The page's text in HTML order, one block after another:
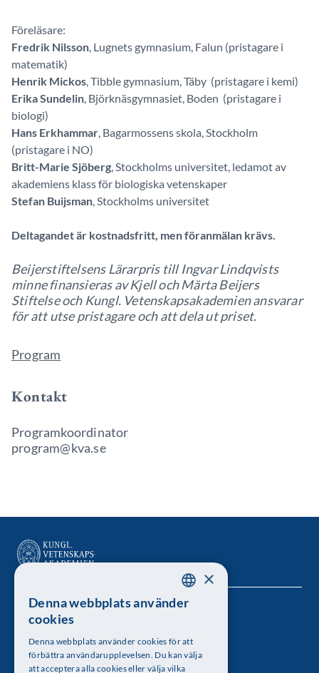
Föreläsare:
Fredrik Nilsson, Lugnets gymnasium, Falun (pristagare i
matematik)
Henrik Mickos, Tibble gymnasium, Täby (pristagare i kemi)
Erika Sundelin, Björknäsgymnasiet, Boden (pristagare i
biologi)
Hans Erkhammar, Bagarmossens skola, Stockholm
(pristagare i NO)
Britt-Marie Sjöberg, Stockholms universitet, ledamot av
akademiens klass för biologiska vetenskaper
Stefan Buijsman, Stockholms universitet
Deltagandet är kostnadsfritt, men föranmälan krävs.
Beijerstiftelsens Lärarpris till Ingvar Lindqvists
minne finansieras av Kjell och Märta Beijers
Stiftelse och Kungl. Vetenskapsakademien ansvarar
för att utse pristagare och att dela ut priset.
Program
Kontakt
Programkoordinator
program@kva.se
Kungl. Vetenskapsakademien
Besöksadress: Lilla Frescativägen 4A
Telefon: 08-673 95 00
SWEDISH
×
Denna webbplats använder
cookies
Denna webbplats använder cookies för att
förbättra användarupplevelsen. Du kan välja
att acceptera alla cookies eller välja vilka